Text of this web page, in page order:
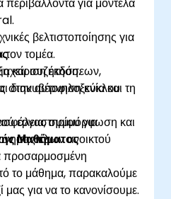
βελτιστοποίησης για
τον τομέα.
εκδόσεων,
διακυβέρνηση κύκλου
συμμόρφωση και
μοντέλων ανοικτού
και συζήτηση.
στην αυτοφιλοξενία και τη
εργαστηρίου για
και
Μαθήματος
προσαρμοσμένη
το μάθημα, παρακαλούμε
μας για να το κανονίσουμε.